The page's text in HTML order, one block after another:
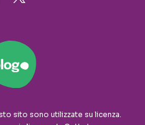
sito sono utilizzate su licenza.